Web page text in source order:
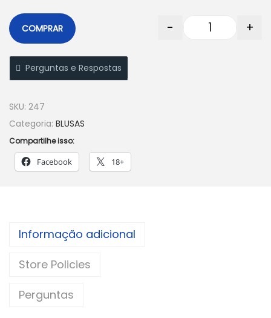
- +
COMPRAR
Perguntas e Respostas
SKU: 247
Categoria: BLUSAS
Compartilhe isso:
Facebook 18+
Informação adicional
Store Policies
Perguntas